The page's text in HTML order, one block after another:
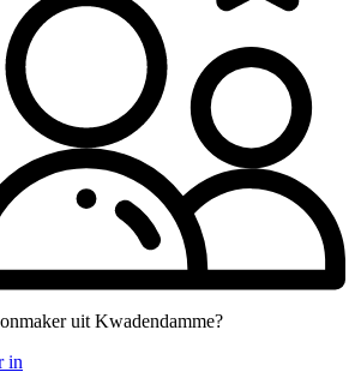
uit Kwadendamme?
in